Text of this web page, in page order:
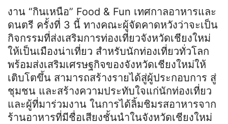
งาน “กินเหนือ” Food & Fun เทศกาลอาหารและ
ดนตรี ครั้งที่ 3 นี้ ทางคณะผู้จัดคาดหวังว่าจะเป็น
กิจกรรมที่ส่งเสริมการท่องเที่ยวจังหวัดเชียงใหม่
ให้เป็นเมืองน่าเที่ยว สำหรับนักท่องเที่ยวทั่วโลก
พร้อมส่งเสริมเศรษฐกิจของจังหวัดเชียงใหม่ให้
เติบโตขึ้น สามารถสร้างรายได้สู่ผู้ประกอบการ สู่
ชุมชน และสร้างความประทับใจแก่นักท่องเที่ยว
และผู้ที่มาร่วมงาน ในการได้ลิ้มชิมรสอาหารจาก
ร้านอาหารที่มีชื่อเสียงชั้นนำในจังหวัดเชียงใหม่